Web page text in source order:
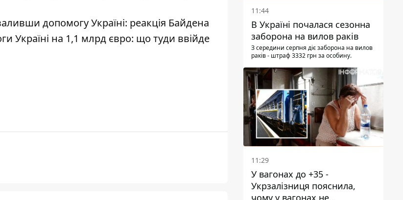
допомогу Україні: реакція Байдена
Україні на 1,1 млрд євро: що туди ввійде
11:44
В Україні почалася сезонна
заборона на вилов раків
З середини серпня діє заборона на вилов
раків - штраф 3332 грн за особину.
11:29
У вагонах до +35 -
Укрзалізниця пояснила,